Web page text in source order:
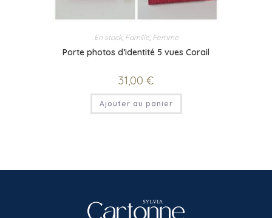
En stock, Famille, Femme
Porte photos d’identité 5 vues Corail
31,00 €
Ajouter au panier